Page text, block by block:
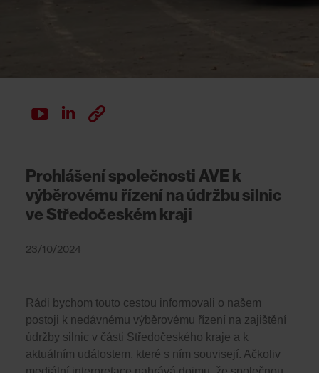
Prohlášení společnosti AVE k
výběrovému řízení na údržbu silnic
ve Středočeském kraji
23/10/2024
Rádi bychom touto cestou informovali o našem
postoji k nedávnému výběrovému řízení na zajištění
údržby silnic v části Středočeského kraje a k
aktuálním událostem, které s ním souvisejí. Ačkoliv